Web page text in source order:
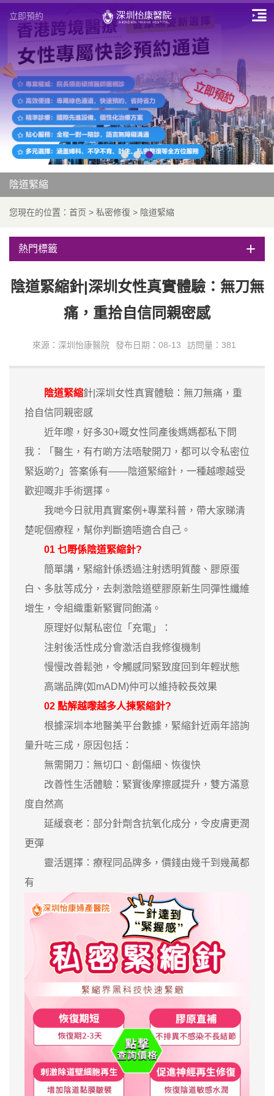
立即預約
陰道緊縮
您現在的位置： 首页 > 私密修復 > 陰道緊縮
熱門標籤
陰道緊縮針|深圳女性真實體驗：無刀無
痛，重拾自信同親密感
來源：深圳怡康醫院 發布日期：08-13 訪問量：381
陰道緊縮針|深圳女性真實體驗：無刀無痛，重
拾自信同親密感
近年嚟，好多30+嘅女性同產後媽媽都私下問
我：「醫生，有冇啲方法唔駛開刀，都可以令私密位
緊返啲?」答案係有——陰道緊縮針，一種越嚟越受
歡迎嘅非手術選擇。
我哋今日就用真實案例+專業科普，帶大家睇清
楚呢個療程，幫你判斷適唔適合自己。
01 乜嘢係陰道緊縮針?
簡單講，緊縮針係透過注射透明質酸、膠原蛋
白、多肽等成分，去刺激陰道壁膠原新生同彈性纖維
增生，令組織重新緊實同飽滿。
原理好似幫私密位「充電」：
注射後活性成分會激活自我修復機制
慢慢改善鬆弛，令觸感同緊致度回到年輕狀態
高端品牌(如mADM)仲可以維持較長效果
02 點解越嚟越多人揀緊縮針?
根據深圳本地醫美平台數據，緊縮針近兩年諮詢
量升咗三成，原因包括：
無需開刀：無切口、創傷細、恢復快
改善性生活體驗：緊實後摩擦感提升，雙方滿意
度自然高
延緩衰老：部分針劑含抗氧化成分，令皮膚更潤
更彈
靈活選擇：療程同品牌多，價錢由幾千到幾萬都
有